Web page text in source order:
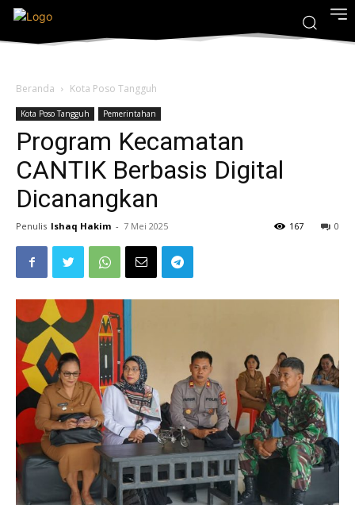
Beranda Kota Poso Tangguh
Kota Poso Tangguh Pemerintahan
Program Kecamatan
CANTIK Berbasis Digital
Dicanangkan
Penulis Ishaq Hakim - 7 Mei 2025 0
167